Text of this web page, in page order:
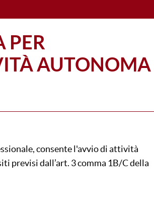
PER
AUTONOMA
consente l'avvio di attività
previsi dall’art. 3 comma 1B/C della